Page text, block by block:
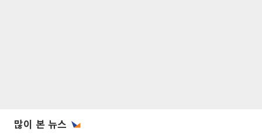
많이 본 뉴스